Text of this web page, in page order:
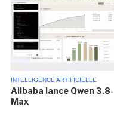
INTELLIGENCE ARTIFICIELLE
Alibaba lance Qwen 3.8-
Max